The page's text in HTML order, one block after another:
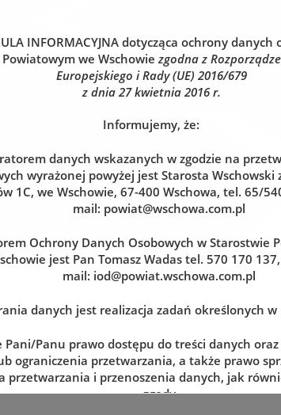
INFORMACYJNAdotycząca ochrony danych
we Wschowie zgodna z
Europejskiego i Rady (UE) 2016/679
z dnia 27 kwietnia 2016 r.
Informujemy, że:
danych wskazanych w zgodzie na
wyrażonej powyżej jest Starosta Wschowski
1C, we Wschowie, 67-400 Wschowa, tel. 65/
mail: powiat@wschowa.com.pl
Ochrony Danych Osobowych w Starostwie
jest Pan Tomasz Wadas tel. 570 170
mail: iod@powiat.wschowa.com.pl
danych jest realizacja zadań określonych w
Pani/Panu prawo dostępu do treści danych
ograniczenia przetwarzania, a także prawo
przetwarzania i przenoszenia danych, jak
zgody